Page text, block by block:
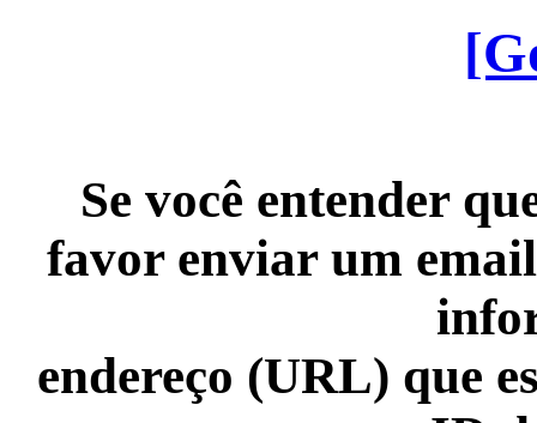
Se você entender
favor enviar um
endereço (URL) que